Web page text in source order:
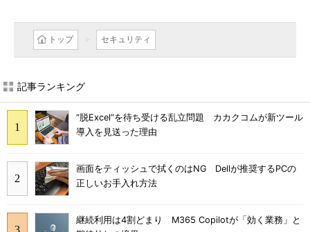
トップ セキュリティ
記事ランキング
“脱Excel”を待ち受ける乱立問題 カカクコムが新ツール
導入を見送った理由
画面をティッシュで拭くのはNG Dellが推奨するPCの
正しいお手入れ方法
継続利用は4割どまり M365 Copilotが「効く業務」と